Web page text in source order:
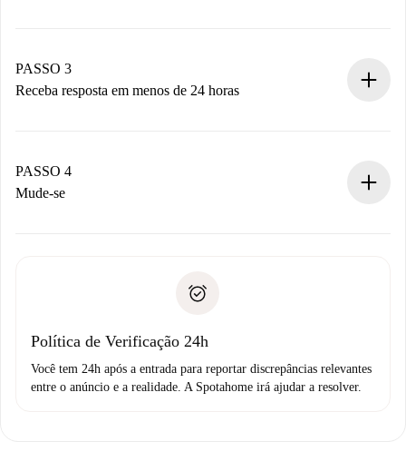
Não cobramos nada até que o proprietário confirme.
PASSO 3
Receba resposta em menos de 24 horas
proprietário.
Se recusada: não cobraremos nada e ofereceremos
Débito direto bancário
PASSO 4
Mude-se
não comunicar nenhum problema.
Política de Verificação 24h
Você tem 24h após a entrada para reportar discrepâncias relevantes
entre o anúncio e a realidade. A Spotahome irá ajudar a resolver.